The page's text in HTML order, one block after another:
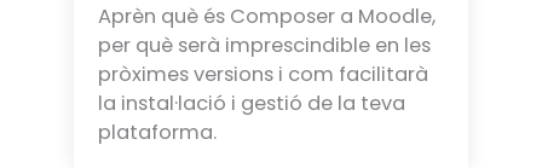
Aprèn què és Composer a Moodle,
per què serà imprescindible en les
pròximes versions i com facilitarà
la instal·lació i gestió de la teva
plataforma.